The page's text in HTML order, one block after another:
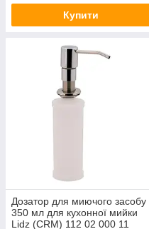
Купити
Дозатор для миючого засобу
350 мл для кухонної мийки
Lidz (CRM) 112 02 000 11